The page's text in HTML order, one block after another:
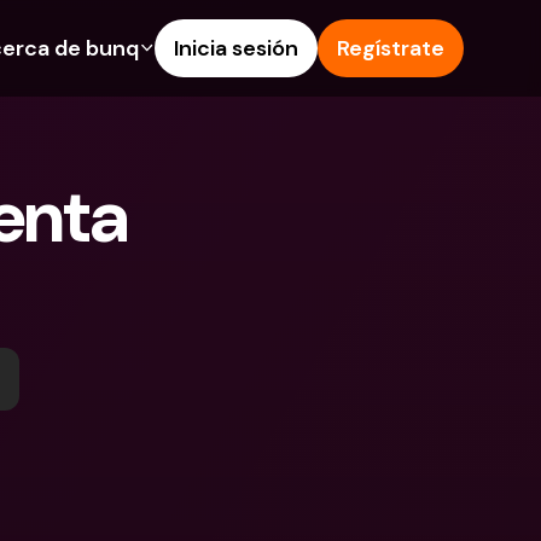
de crédito
IBAN extranjeros
y depósitos en
de bunq
Blog
Informa de un problema
Inicia sesión Regístrate